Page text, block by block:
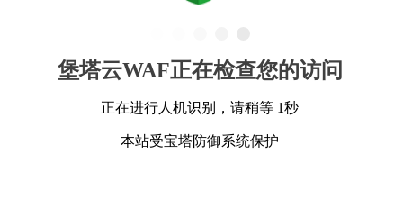
堡塔云WAF正在检查您的访问
正在进行人机识别，请稍等 1秒
本站受宝塔防御系统保护